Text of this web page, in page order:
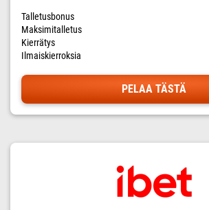
Talletusbonus
Maksimitalletus
Kierrätys
Ilmaiskierroksia
PELAA TÄSTÄ